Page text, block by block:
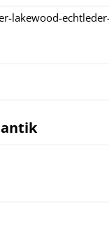
antikauswählen